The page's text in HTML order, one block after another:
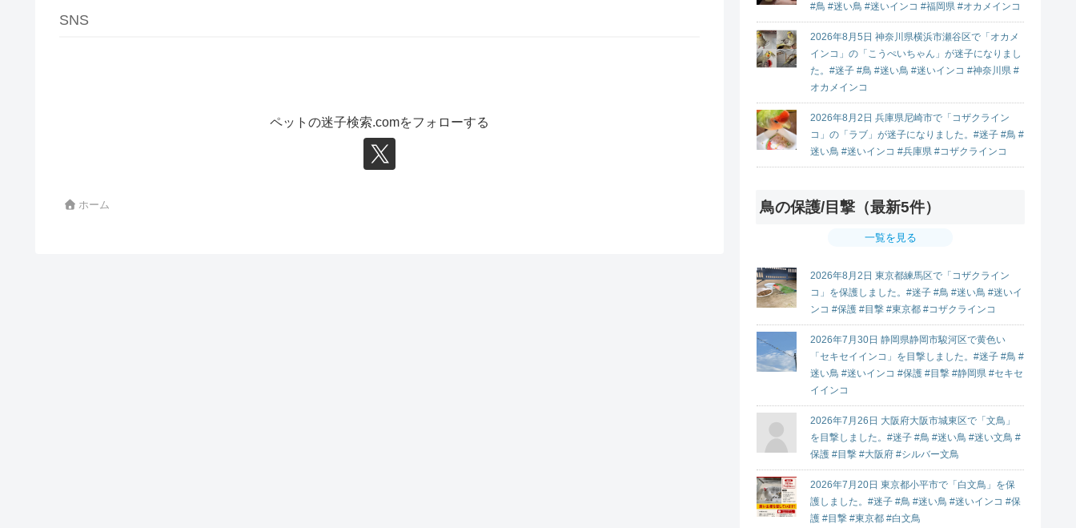
SNS
ペットの迷子検索.comをフォローする
ホーム
#鳥 #迷い鳥 #迷いインコ #福岡県 #オカメインコ
2026年8月5日 神奈川県横浜市瀬谷区で「オカメ
インコ」の「こうぺいちゃん」が迷子になりまし
た。#迷子 #鳥 #迷い鳥 #迷いインコ #神奈川県 #
オカメインコ
2026年8月2日 兵庫県尼崎市で「コザクライン
コ」の「ラブ」が迷子になりました。#迷子 #鳥 #
迷い鳥 #迷いインコ #兵庫県 #コザクラインコ
鳥の保護/目撃（最新5件）
一覧を見る
2026年8月2日 東京都練馬区で「コザクライン
コ」を保護しました。#迷子 #鳥 #迷い鳥 #迷いイ
ンコ #保護 #目撃 #東京都 #コザクラインコ
2026年7月30日 静岡県静岡市駿河区で黄色い
「セキセイインコ」を目撃しました。#迷子 #鳥 #
迷い鳥 #迷いインコ #保護 #目撃 #静岡県 #セキセ
イインコ
2026年7月26日 大阪府大阪市城東区で「文鳥」
を目撃しました。#迷子 #鳥 #迷い鳥 #迷い文鳥 #
保護 #目撃 #大阪府 #シルバー文鳥
2026年7月20日 東京都小平市で「白文鳥」を保
護しました。#迷子 #鳥 #迷い鳥 #迷いインコ #保
護 #目撃 #東京都 #白文鳥